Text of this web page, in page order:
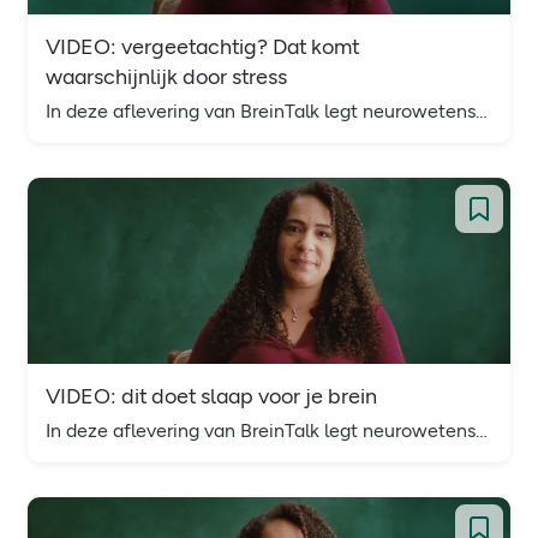
VIDEO: vergeetachtig? Dat komt
waarschijnlijk door stress
In deze aflevering van BreinTalk legt neurowetenschapper Dr. Marcia Goddard uit hoe stress werkt, waarom het nodig is en wanneer het schadelijk wordt.
VIDEO: dit doet slaap voor je brein
In deze aflevering van BreinTalk legt neurowetenschapper Dr. Marcia Goddard uit waarom slaap je geheime superkracht is.